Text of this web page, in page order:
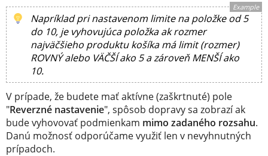
Example
Napríklad pri nastavenom limite na položke od 5
do 10, je vyhovujúca položka ak rozmer
najväčšieho produktu košíka má limit (rozmer)
ROVNÝ alebo VÄČŠÍ ako 5 a zároveň MENŠÍ ako
10.
V prípade, že budete mať aktívne (zaškrtnuté) pole
"Reverzné nastavenie", spôsob dopravy sa zobrazí ak
bude vyhovovať podmienkam mimo zadaného rozsahu.
Danú možnosť odporúčame využiť len v nevyhnutných
prípadoch.